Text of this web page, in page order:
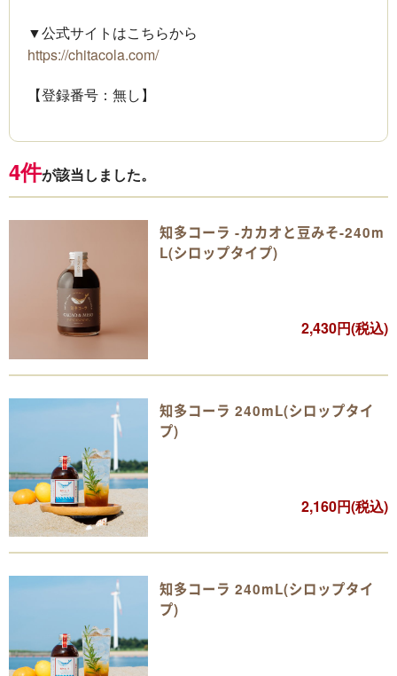
▼公式サイトはこちらから
https://chitacola.com/
【登録番号：無し】
4件が該当しました。
知多コーラ -カカオと豆みそ-240m
L(シロップタイプ)
2,430円(税込)
知多コーラ 240mL(シロップタイ
プ)
2,160円(税込)
知多コーラ 240mL(シロップタイ
プ)